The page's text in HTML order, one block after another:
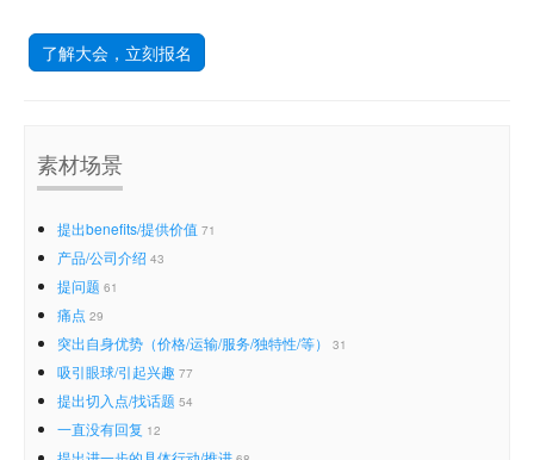
了解大会，立刻报名
素材场景
提出benefits/提供价值 71
产品/公司介绍 43
提问题 61
痛点 29
突出自身优势（价格/运输/服务/独特性/等） 31
吸引眼球/引起兴趣 77
提出切入点/找话题 54
一直没有回复 12